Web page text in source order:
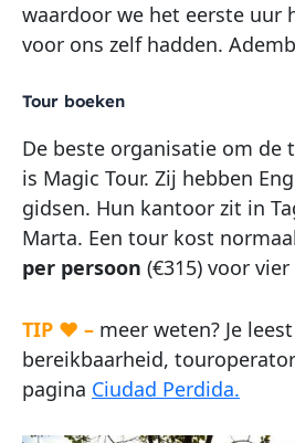
waardoor we het eerste uur
voor ons zelf hadden.
Tour boeken
De beste organisatie om de
is Magic Tour. Zij hebben
gidsen. Hun kantoor zit in
Marta. Een tour kost
per persoon (€315) voor
TIP ♥ – meer weten? Je
bereikbaarheid,
pagina Ciudad Perdida.